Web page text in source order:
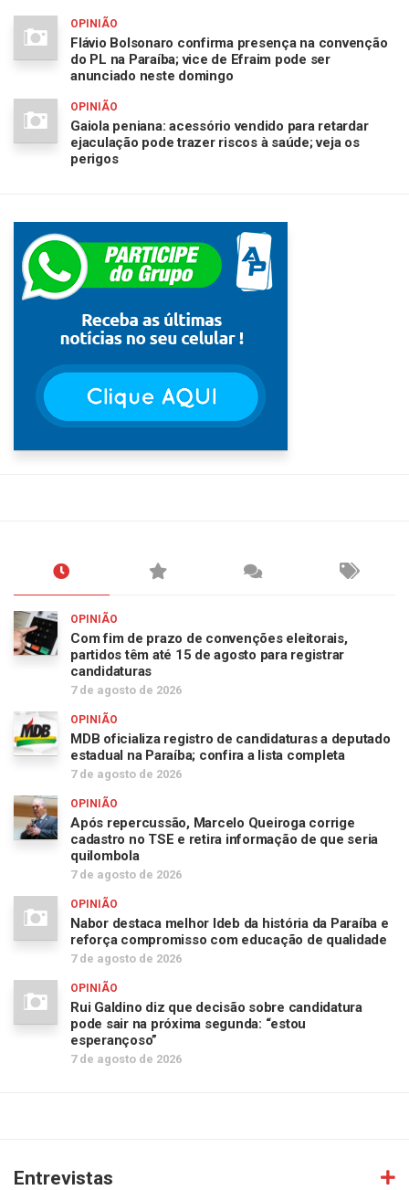
OPINIÃO
Flávio Bolsonaro confirma presença na convenção
do PL na Paraíba; vice de Efraim pode ser
anunciado neste domingo
OPINIÃO
Gaiola peniana: acessório vendido para retardar
ejaculação pode trazer riscos à saúde; veja os
perigos
OPINIÃO
Com fim de prazo de convenções eleitorais,
partidos têm até 15 de agosto para registrar
candidaturas
7 de agosto de 2026
OPINIÃO
MDB oficializa registro de candidaturas a deputado
estadual na Paraíba; confira a lista completa
7 de agosto de 2026
OPINIÃO
Após repercussão, Marcelo Queiroga corrige
cadastro no TSE e retira informação de que seria
quilombola
7 de agosto de 2026
OPINIÃO
Nabor destaca melhor Ideb da história da Paraíba e
reforça compromisso com educação de qualidade
7 de agosto de 2026
OPINIÃO
Rui Galdino diz que decisão sobre candidatura
pode sair na próxima segunda: “estou
esperançoso”
7 de agosto de 2026
Entrevistas